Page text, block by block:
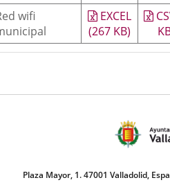
wifi
EXCEL
(267 KB)
Plaza Mayor, 1. 47001 Valladolid,